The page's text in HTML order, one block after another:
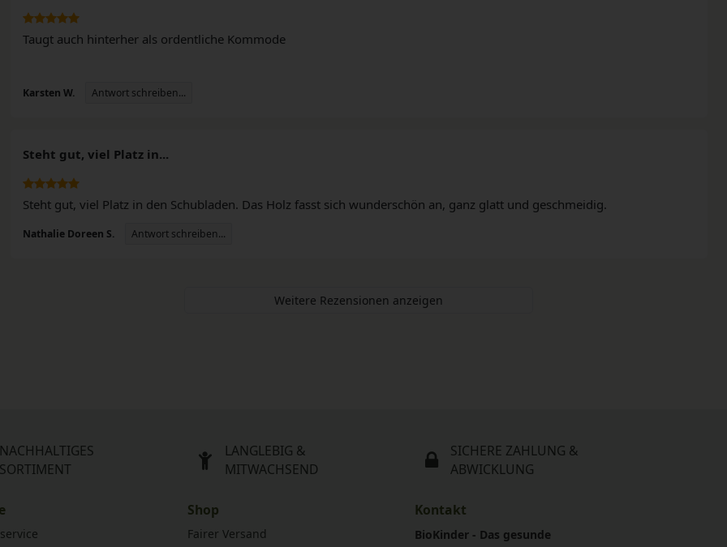
Taugt auch hinterher als ordentliche Kommode
Karsten W. Antwort schreiben...
Steht gut, viel Platz in...
Steht gut, viel Platz in den Schubladen. Das Holz fasst sich wunderschön an, ganz glatt und geschmeidig.
Nathalie Doreen S. Antwort schreiben...
Weitere Rezensionen anzeigen
NACHHALTIGES
SORTIMENT
LANGLEBIG &
MITWACHSEND
SICHERE ZAHLUNG &
ABWICKLUNG
Shop
Fairer Versand
Kontakt
BioKinder - Das gesunde